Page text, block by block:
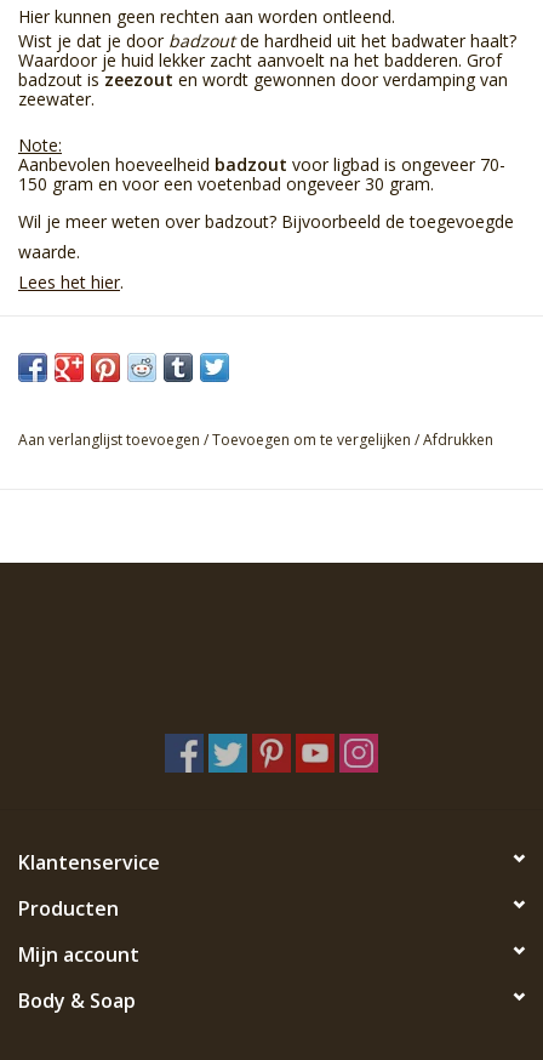
Hier kunnen geen rechten aan worden ontleend.
Wist je dat je door badzoutde hardheid uit het badwater haalt?
Waardoor je huid lekker zacht aanvoelt na het badderen. Grof
badzout is zeezout en wordt gewonnen door verdamping van
zeewater.
Note:
Aanbevolen hoeveelheid badzout voor ligbad is ongeveer 70-
150 gram en voor een voetenbad ongeveer 30 gram.
Wil je meer weten over badzout? Bijvoorbeeld de toegevoegde
waarde.
Lees het hier.
Aan verlanglijst toevoegen /Toevoegen om te vergelijken /Afdrukken
Klantenservice
Producten
Mijn account
Body & Soap